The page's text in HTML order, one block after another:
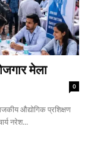
मेला
0
औद्योगिक प्रशिक्षण
नरेश...